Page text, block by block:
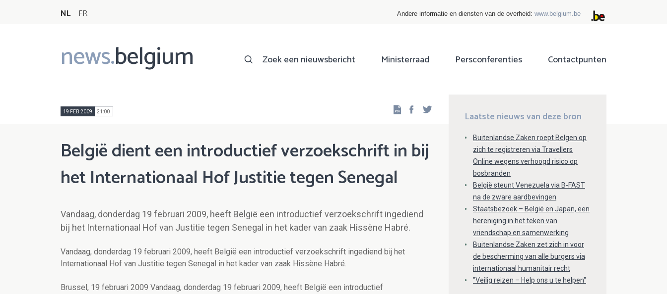
NL FR Andere informatie en diensten van de overheid: www.belgium.be
news.belgium
Main
navigation
Zoek een nieuwsbericht Ministerraad Persconferenties Contactpunten
19 FEB 2009 21:00 Facebook
België dient een introductief verzoekschrift in bij
het Internationaal Hof Justitie tegen Senegal
Vandaag, donderdag 19 februari 2009, heeft België een introductief verzoekschrift ingediend
bij het Internationaal Hof van Justitie tegen Senegal in het kader van zaak Hissène Habré.
Vandaag, donderdag 19 februari 2009, heeft België een introductief verzoekschrift ingediend bij het
Internationaal Hof van Justitie tegen Senegal in het kader van zaak Hissène Habré.
Brussel, 19 februari 2009 Vandaag, donderdag 19 februari 2009, heeft België een introductief
Laatste nieuws van deze bron
Buitenlandse Zaken roept Belgen op
zich te registreren via Travellers
Online wegens verhoogd risico op
bosbranden
België steunt Venezuela via B-FAST
na de zware aardbevingen
Staatsbezoek – België en Japan, een
hereniging in het teken van
vriendschap en samenwerking
Buitenlandse Zaken zet zich in voor
de bescherming van alle burgers via
internationaal humanitair recht
"Veilig reizen – Help ons u te helpen"